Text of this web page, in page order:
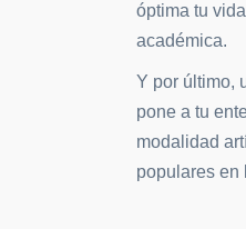
óptima tu
académica.
Y por último,
pone a tu
modalidad
populares en